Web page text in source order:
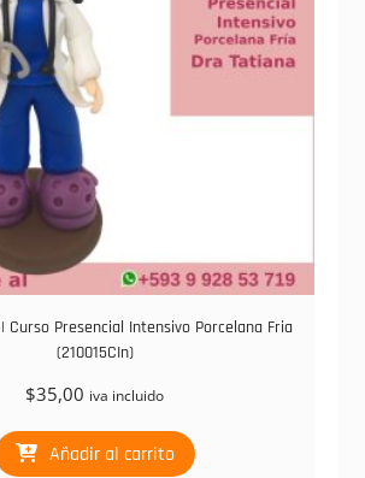
Curso Presencial Intensivo Porcelana Fria
(210015CIn)
$35,00 iva incluido
Añadir al carrito